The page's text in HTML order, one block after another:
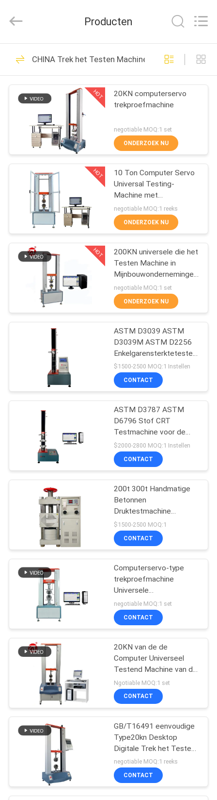
HUIS
PRODUCTEN
VIDEOS
ONGEVEER
ONS
FABRIEKSREIS
KWALITEITSCONTROLE
CONTACTEER
NIEUWS
VERZOEK
OM EEN
CITAAT
VR
SITEMAP
PRIVACY
POLICY
Technology
Rights
Rubber het Testen
Machine
268
Vulcaniserende
Persmachine
43
Twee
Broodjesmolen
Universele testen
Machine
90
Banburymixer
32
Trek het Testen
Machine
de machine van de
metaaldetector
Producten
CHINA Trek het Testen Machine
HOT
20KN computerservo
trekproefmachine
negotiable MOQ:1 set
ONDERZOEK NU
HOT
10 Ton Computer Servo
Universal Testing-
Machine met
Beschermende Deur
negotiable MOQ:1 reeks
ONDERZOEK NU
HOT
200KN universele die het
Testen Machine in
Mijnbouwondernemingen/
wordt gebruikt
negotiable MOQ:1 set
ONDERZOEK NU
ASTM D3039 ASTM
D3039M ASTM D2256
Enkelgarensterktetester
Treksterktetestmachine
Desktop enkele arm
trekproefmachine
$1500-2500 MOQ:1 Instellen
CONTACT
ASTM D3787 ASTM
D6796 Stof CRT
Testmachine voor de
test van de krachttest
Strekkingsmachine
Elektronische universele
$2000-2800 MOQ:1 Instellen
CONTACT
200t 300t Handmatige
Betonnen
Druktestmachine
Laboratorium
Druktestapparatuur
$1500-2500 MOQ:1
CONTACT
Computerservo-type
trekproefmachine
Universele
testapparatuur
negotiable MOQ:1 set
CONTACT
20KN van de de
Computer Universeel
Testend Machine van de
hoge Precisiesensor
Servomotortype
Ngotiable MOQ:1 set
CONTACT
GB/T16491 eenvoudige
Type20kn Desktop
Digitale Trek het Testen
Machine
negotiable MOQ:1 reeks
CONTACT